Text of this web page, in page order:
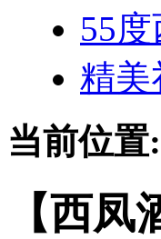
55
精美
当前位置:
【西